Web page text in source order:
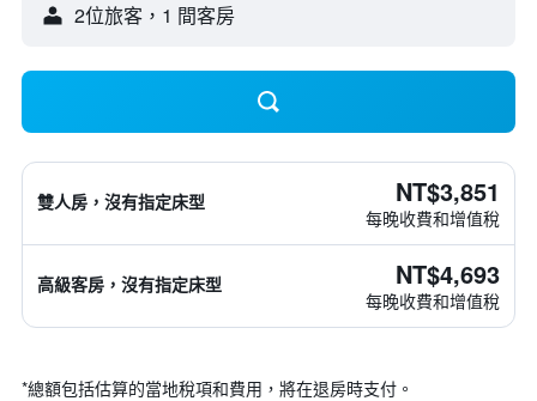
2位旅客，1 間客房
雙人房，沒有指定床型 NT$3,851
每晚收費和增值稅
高級客房，沒有指定床型 NT$4,693
每晚收費和增值稅
*總額包括估算的當地稅項和費用，將在退房時支付。